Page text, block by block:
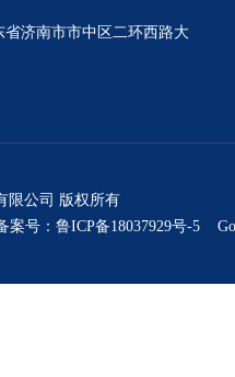
省济南市市中区二环西路大
限公司 版权所有
案号：鲁ICP备18037929号-5